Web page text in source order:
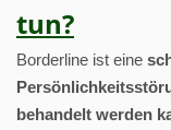
tun?
Borderline ist eine
behandelt werden